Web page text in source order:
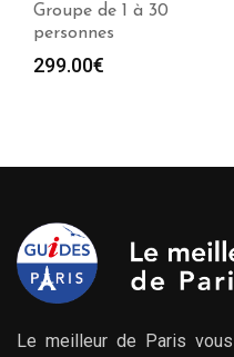
Groupe de 1 à 30
personnes
299.00€
Le meilleur de Paris